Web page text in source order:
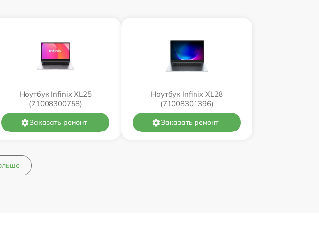
Ноутбук Infinix XL25
(71008300758)
Заказать ремонт
Ноутбук Infinix XL28
(71008301396)
Заказать ремонт